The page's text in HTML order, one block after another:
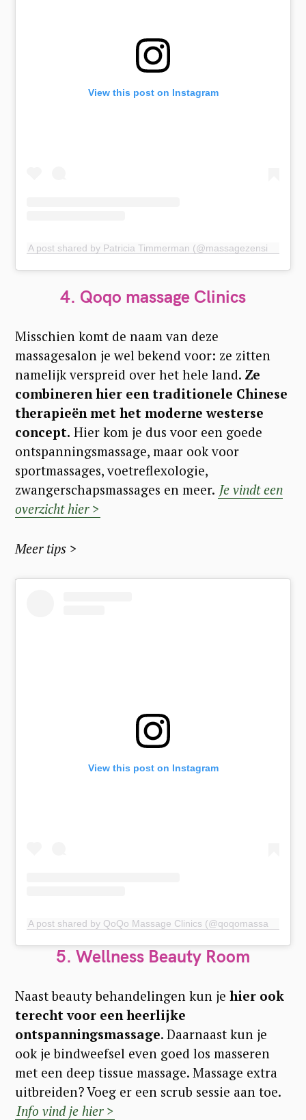
View this post on Instagram
4. Qoqo massage Clinics
Misschien komt de naam van deze
massagesalon je wel bekend voor: ze zitten
namelijk verspreid over het hele land. Ze
combineren hier een traditionele Chinese
therapieën met het moderne westerse
concept. Hier kom je dus voor een goede
ontspanningsmassage, maar ook voor
sportmassages, voetreflexologie,
zwangerschapsmassages en meer. Je vindt een
overzicht hier >
Meer tips >
View this post on Instagram
5. Wellness Beauty Room
Naast beauty behandelingen kun je hier ook
terecht voor een heerlijke
ontspanningsmassage. Daarnaast kun je
ook je bindweefsel even goed los masseren
met een deep tissue massage. Massage extra
uitbreiden? Voeg er een scrub sessie aan toe.
Info vind je hier >
S
r
c
h
f
o
r